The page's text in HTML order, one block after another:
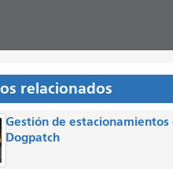
relacionados
Gestión de estacionamientos
Dogpatch